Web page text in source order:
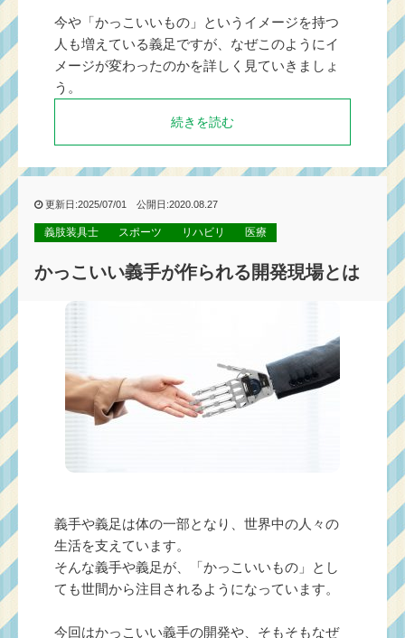
今や「かっこいいもの」というイメージを持つ
人も増えている義足ですが、なぜこのようにイ
メージが変わったのかを詳しく見ていきましょ
う。
続きを読む
更新日:2025/07/01 公開日:2020.08.27
義肢装具士 スポーツ リハビリ 医療
かっこいい義手が作られる開発現場とは
義手や義足は体の一部となり、世界中の人々の
生活を支えています。
そんな義手や義足が、「かっこいいもの」とし
ても世間から注目されるようになっています。
今回はかっこいい義手の開発や、そもそもなぜ